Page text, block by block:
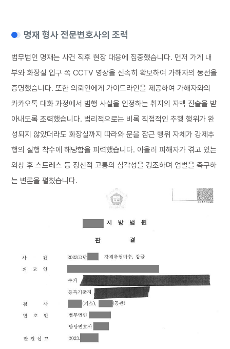
명재 형사 전문변호사의 조력
법무법인 명재는 사건 직후 현장 대응에 집중했습니다. 먼저 가게 내
부와 화장실 입구 쪽 CCTV 영상을 신속히 확보하여 가해자의 동선을
증명했습니다. 또한 의뢰인에게 가이드라인을 제공하여 가해자와의
카카오톡 대화 과정에서 범행 사실을 인정하는 취지의 자백 진술을 받
아내도록 조력했습니다. 법리적으로는 비록 직접적인 추행 행위가 완
성되지 않았더라도 화장실까지 따라와 문을 잠근 행위 자체가 강제추
행의 실행 착수에 해당함을 피력했습니다. 아울러 피해자가 겪고 있는
외상 후 스트레스 등 정신적 고통의 심각성을 강조하며 엄벌을 촉구하
는 변론을 펼쳤습니다.